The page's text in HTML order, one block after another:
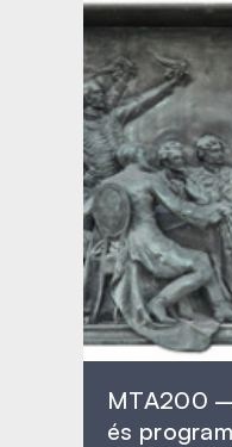
MTA200
és